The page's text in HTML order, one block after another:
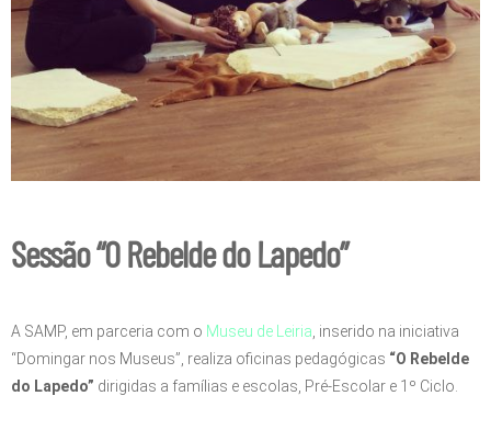
Sessão “O Rebelde do Lapedo”
A SAMP, em parceria com o Museu de Leiria , inserido na iniciativa
“Domingar nos Museus”, realiza oficinas pedagógicas “O Rebelde
do Lapedo” dirigidas a famílias e escolas, Pré-Escolar e 1º Ciclo.